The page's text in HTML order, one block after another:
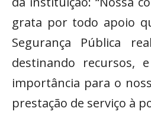
grata por todo apoio
Segurança Pública
destinando recursos,
importância para o
prestação de serviço à